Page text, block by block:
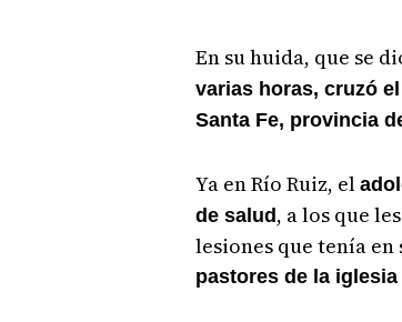
En su huida, que se
varias horas, cruzó
Santa Fe, provincia
Ya en Río Ruiz, el
de salud, a los que
lesiones que tenía
pastores de la